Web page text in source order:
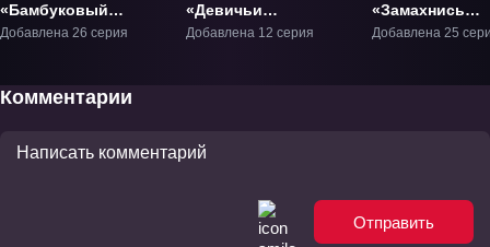
«Бамбуковый
клинок» ТВ-1
Добавлена 26 серия
«Девичьи
кричалки!» ТВ-1
Добавлена 12 серия
«Замахнись
сильнее» ТВ-1
Добавлена 25
Комментарии
Отправить